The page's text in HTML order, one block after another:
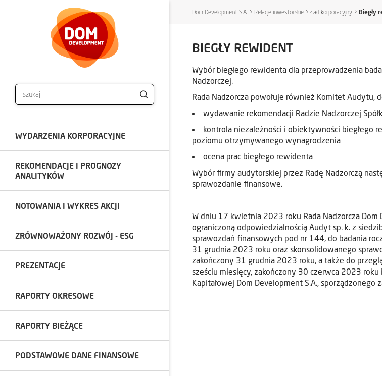
WYDARZENIA KORPORACYJNE
REKOMENDACJE I PROGNOZY
ANALITYKÓW
NOTOWANIA I WYKRES AKCJI
ZRÓWNOWAŻONY ROZWÓJ - ESG
PREZENTACJE
RAPORTY OKRESOWE
RAPORTY BIEŻĄCE
PODSTAWOWE DANE FINANSOWE
Dom Development S.A. > Relacje inwestorskie >Ład korporacyjny > Biegły
BIEGŁY REWIDENT
Wybór biegłego rewidenta dla przeprowadzenia
Nadzorczej.
Rada Nadzorcza powołuje również Komitet Audytu,
wydawanie rekomendacji Radzie Nadzorczej
kontrola niezależności i obiektywności biegłego
poziomu otrzymywanego wynagrodzenia
ocena prac biegłego rewidenta
Wybór firmy audytorskiej przez Radę Nadzorczą
sprawozdanie finansowe.
W dniu 17 kwietnia 2023 roku Rada Nadzorcza Dom
ograniczoną odpowiedzialnością Audyt sp. k. z
sprawozdań finansowych pod nr 144, do badania
31 grudnia 2023 roku oraz skonsolidowanego
zakończony 31 grudnia 2023 roku, a także do
sześciu miesięcy, zakończony 30 czerwca 2023
Kapitałowej Dom Development S.A.,